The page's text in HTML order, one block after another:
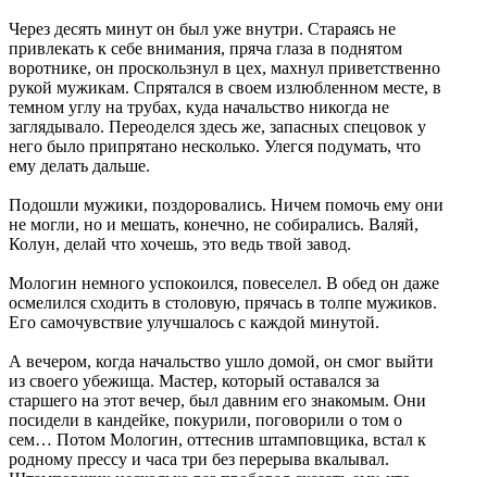
Через десять минут он был уже внутри. Стараясь не
привлекать к себе внимания, пряча глаза в поднятом
воротнике, он проскользнул в цех, махнул приветственно
рукой мужикам. Спрятался в своем излюбленном месте, в
темном углу на трубах, куда начальство никогда не
заглядывало. Переоделся здесь же, запасных спецовок у
него было припрятано несколько. Улегся подумать, что
ему делать дальше.
Подошли мужики, поздоровались. Ничем помочь ему они
не могли, но и мешать, конечно, не собирались. Валяй,
Колун, делай что хочешь, это ведь твой завод.
Мологин немного успокоился, повеселел. В обед он даже
осмелился сходить в столовую, прячась в толпе мужиков.
Его самочувствие улучшалось с каждой минутой.
А вечером, когда начальство ушло домой, он смог выйти
из своего убежища. Мастер, который оставался за
старшего на этот вечер, был давним его знакомым. Они
посидели в кандейке, покурили, поговорили о том о
сем… Потом Мологин, оттеснив штамповщика, встал к
родному прессу и часа три без перерыва вкалывал.